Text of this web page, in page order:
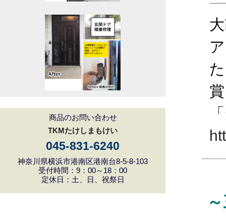
商品のお問い合わせ
TKMたけしまもけい
045-831-6240
神奈川県横浜市港南区港南台8-5-8-103
受付時間：9：00～18：00
定休日：土、日、祝祭日